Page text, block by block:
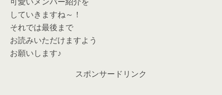
していきますね～！
それでは最後まで
お読みいただけますよう
お願いします♪
スポンサードリンク